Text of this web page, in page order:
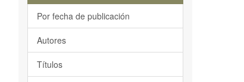
Por fecha de publicación
Autores
Títulos